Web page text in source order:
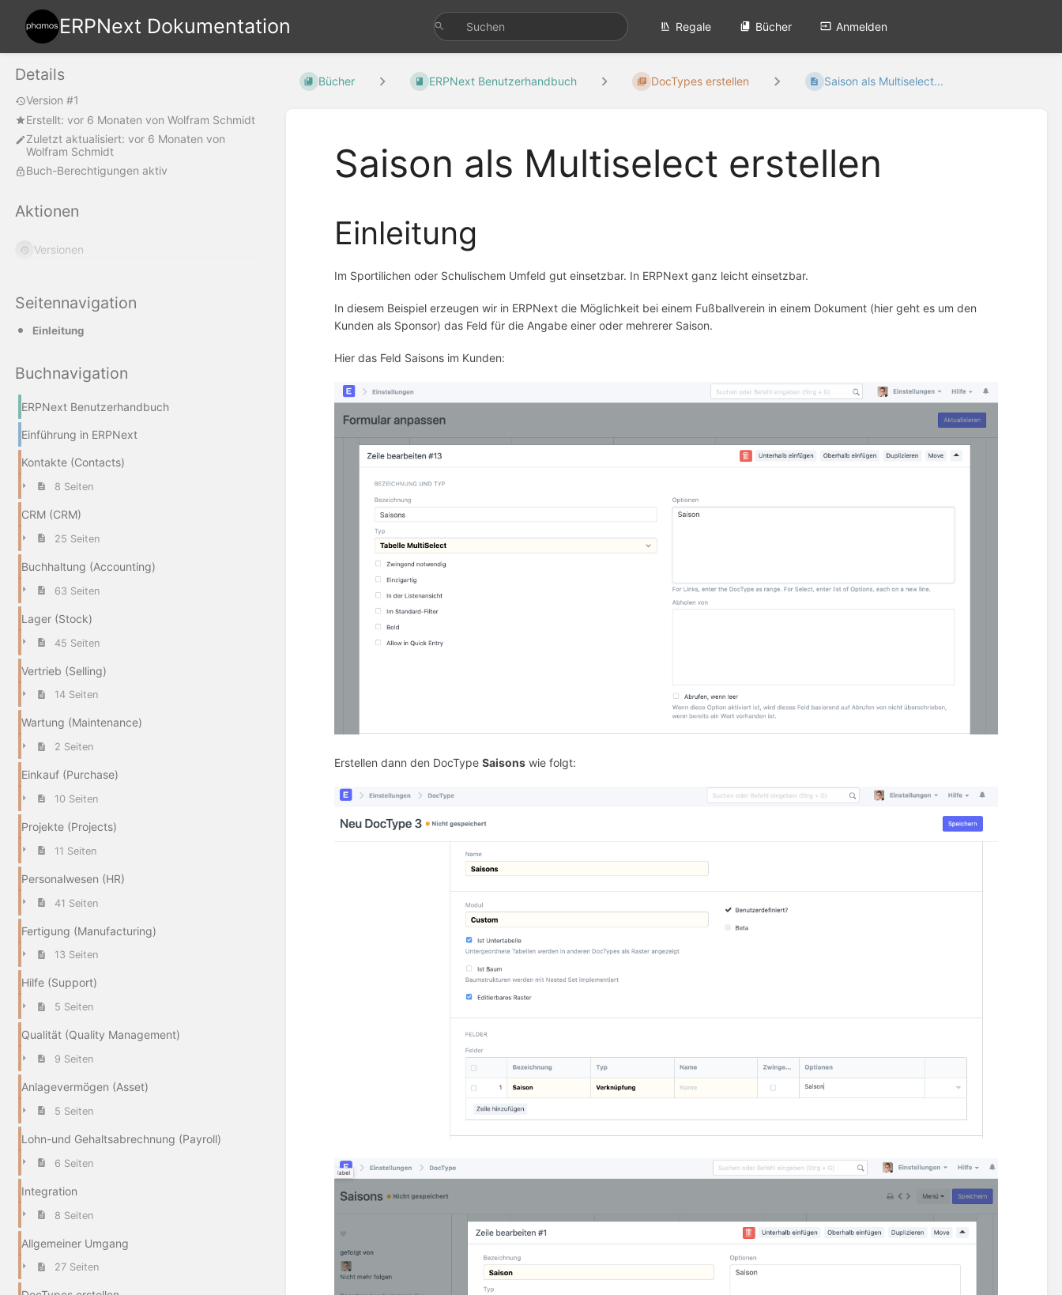
ERPNext Dokumentation Regale Bücher Anmelden
Details
Version #1
Erstellt: vor 6 Monaten von Wolfram Schmidt
Zuletzt aktualisiert: vor 6 Monaten von
Wolfram Schmidt
Buch-Berechtigungen aktiv
Aktionen
Versionen
Seitennavigation
Einleitung
Buchnavigation
ERPNext Benutzerhandbuch
Einführung in ERPNext
Kontakte (Contacts)
8 Seiten
CRM (CRM)
25 Seiten
Buchhaltung (Accounting)
63 Seiten
Lager (Stock)
45 Seiten
Vertrieb (Selling)
14 Seiten
Wartung (Maintenance)
2 Seiten
Einkauf (Purchase)
10 Seiten
Projekte (Projects)
11 Seiten
Personalwesen (HR)
41 Seiten
Fertigung (Manufacturing)
13 Seiten
Hilfe (Support)
5 Seiten
Qualität (Quality Management)
9 Seiten
Anlagevermögen (Asset)
5 Seiten
Lohn-und Gehaltsabrechnung (Payroll)
6 Seiten
Integration
8 Seiten
Allgemeiner Umgang
27 Seiten
Bücher ERPNext Benutzerhandbuch DocTypes erstellen Saison als Multiselect...
Saison als Multiselect erstellen
Einleitung
Im Sportilichen oder Schulischem Umfeld gut einsetzbar. In ERPNext ganz leicht einsetzbar.
In diesem Beispiel erzeugen wir in ERPNext die Möglichkeit bei einem Fußballverein in einem Dokument (hier geht es um den
Kunden als Sponsor) das Feld für die Angabe einer oder mehrerer Saison.
Hier das Feld Saisons im Kunden:
Erstellen dann den DocTypeSaisons wie folgt: